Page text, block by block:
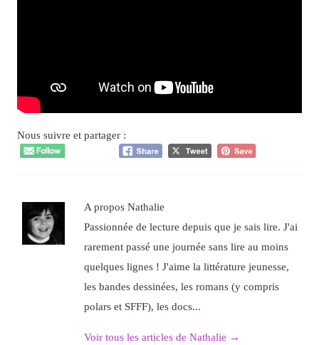
Nous suivre et partager :
A propos Nathalie
Passionnée de lecture depuis que je sais lire. J'ai
rarement passé une journée sans lire au moins
quelques lignes ! J'aime la littérature jeunesse,
les bandes dessinées, les romans (y compris
polars et SFFF), les docs...
Voir tous les articles de Nathalie →